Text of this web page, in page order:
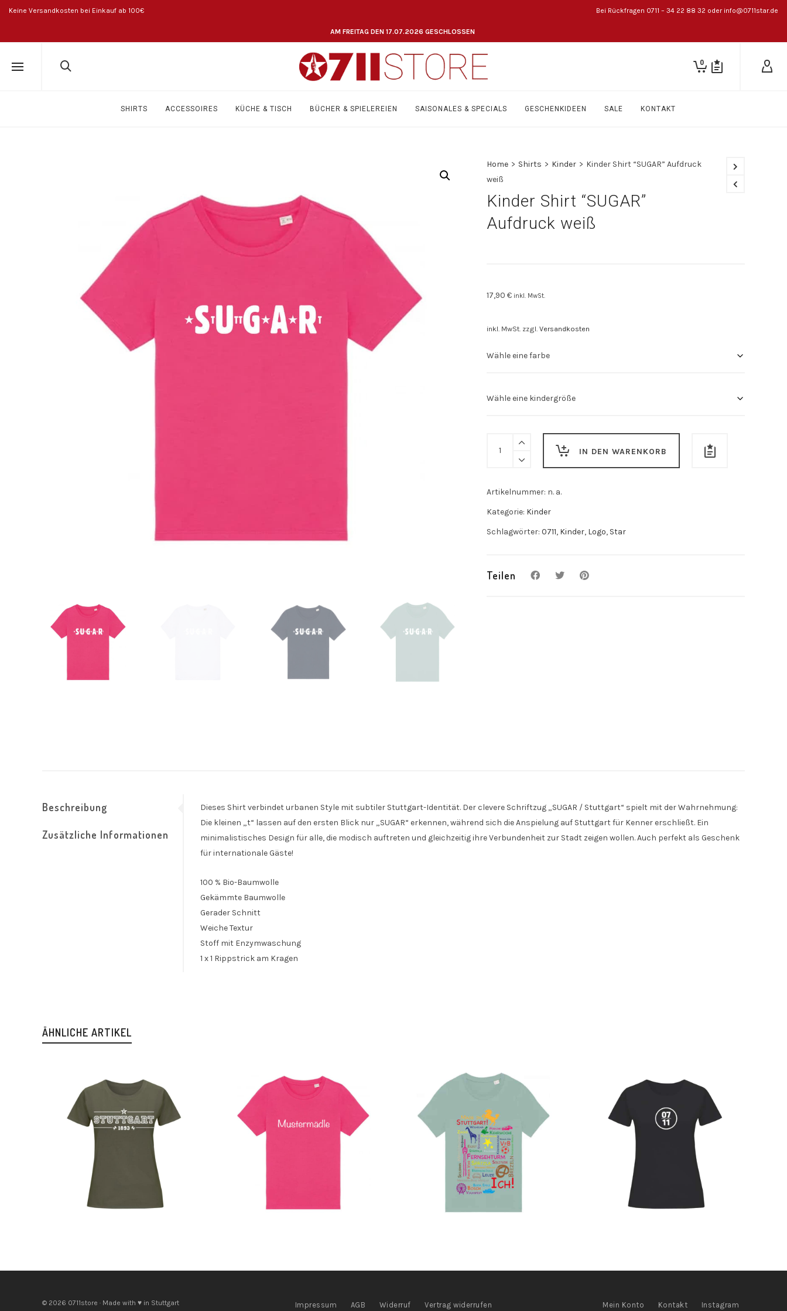
Keine Versandkosten bei Einkauf ab 100€ Bei Rückfragen 0711 – 34 22 88 32 oder info@0711star.de
AM FREITAG DEN 17.07.2026 GESCHLOSSEN
0
SHIRTS ACCESSOIRES KÜCHE & TISCH BÜCHER & SPIELEREIEN SAISONALES & SPECIALS GESCHENKIDEEN SALE KONTAKT
Home > Shirts > Kinder > Kinder Shirt “SUGAR” Aufdruck
weiß
Kinder Shirt “SUGAR”
Aufdruck weiß
17,90 € inkl. MwSt.
inkl. MwSt. zzgl. Versandkosten
Shirt
quantity
IN DEN WARENKORB
Artikelnummer: n. a.
Kategorie: Kinder
Schlagwörter: 0711, Kinder, Logo, Star
Teilen
Beschreibung
Zusätzliche Informationen
Dieses Shirt verbindet urbanen Style mit subtiler Stuttgart-Identität. Der clevere Schriftzug „SUGAR / Stuttgart“ spielt mit der Wahrnehmung:
Die kleinen „t“ lassen auf den ersten Blick nur „SUGAR“ erkennen, während sich die Anspielung auf Stuttgart für Kenner erschließt. Ein
minimalistisches Design für alle, die modisch auftreten und gleichzeitig ihre Verbundenheit zur Stadt zeigen wollen. Auch perfekt als Geschenk
für internationale Gäste!
100 % Bio-Baumwolle
Gekämmte Baumwolle
Gerader Schnitt
Weiche Textur
Stoff mit Enzymwaschung
1 x 1 Rippstrick am Kragen
ÄHNLICHE ARTIKEL
© 2026 0711store · Made with ♥ in Stuttgart
Impressum AGB Widerruf Vertrag widerrufen Mein Konto Kontakt Instagram